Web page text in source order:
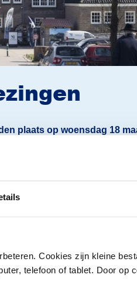
Cookies zijn kleine
telefoon of tablet. Door op
plaats op woensdag 18